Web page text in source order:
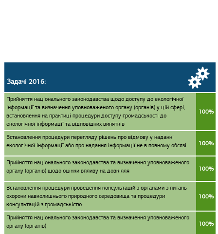
Задачі 2016:
Прийняття національного законодавства щодо доступу до екологічної
інформації та визначення уповноваженого органу (органів) у цій сфері,
встановлення на практиці процедури доступу громадськості до
екологічної інформації та відповідних винятків
100%
Встановлення процедури перегляду рішень про відмову у наданні
екологічної інформації або про надання інформації не в повному обсязі
100%
Прийняття національного законодавства та визначення уповноваженого
органу (органів) щодо оцінки впливу на довкілля
100%
Встановлення процедури проведення консультацій з органами з питань
охорони навколишнього природного середовища та процедури
консультацій з громадськістю
100%
Прийняття національного законодавства та визначення уповноваженого
органу (органів)
100%